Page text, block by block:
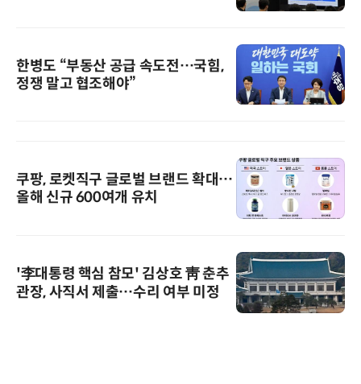
한병도 “부동산 공급 속도전…국힘,
정쟁 말고 협조해야”
쿠팡, 로켓직구 글로벌 브랜드 확대…
올해 신규 600여개 유치
'李대통령 핵심 참모' 김상호 靑 춘추
관장, 사직서 제출…수리 여부 미정